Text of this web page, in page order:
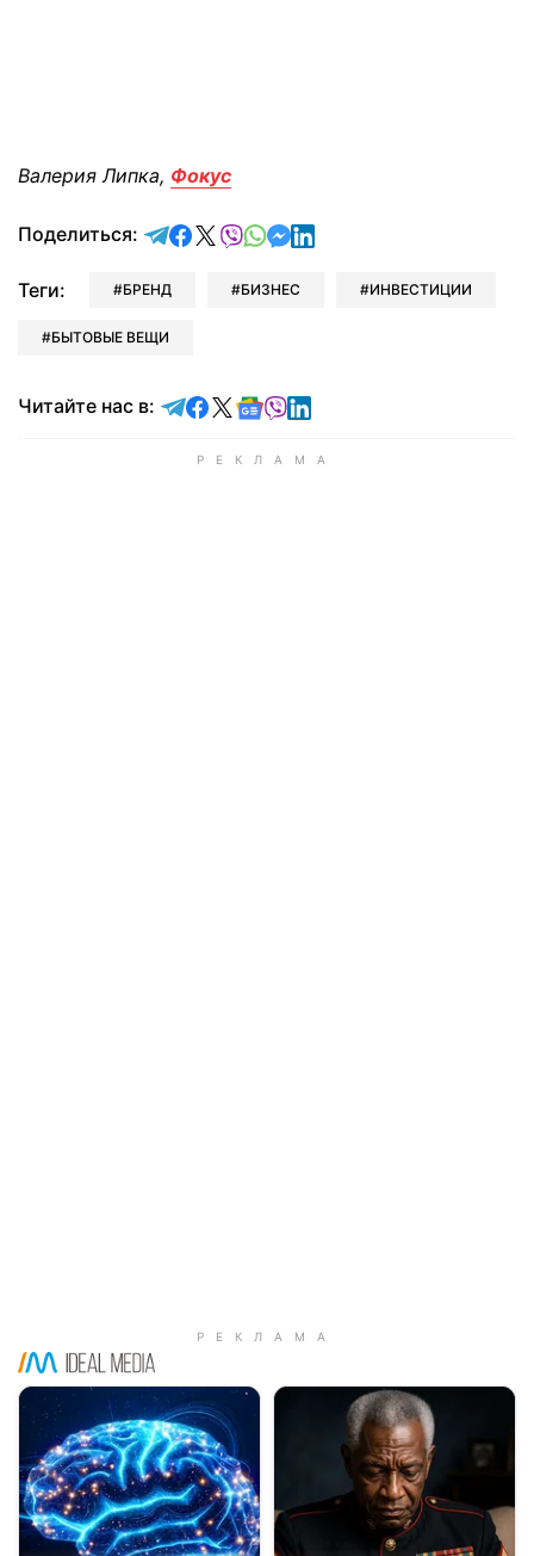
Валерия Липка, Фокус
Поделиться: отправить в Telegram
поделиться в Facebook
поделиться в X
отправить в Viber
отправить в Whatsapp
отправить в Messenger
отправить в LinkedIn
Теги: БРЕНД БИЗНЕС ИНВЕСТИЦИИ
БЫТОВЫЕ ВЕЩИ
Читайте нас в: Читайте в Telegram
Читайте в Facebook
Читайте в X
Читайте в Google news
Читайте в Viber
Читайте в LinkedIn